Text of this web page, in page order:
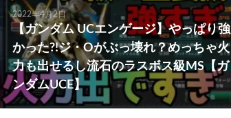
2022年4月2日
【ガンダム UCエンゲージ】やっぱり強
かった?!ジ・Oがぶっ壊れ？めっちゃ火
力も出せるし流石のラスボス級MS【ガ
ンダムUCE】